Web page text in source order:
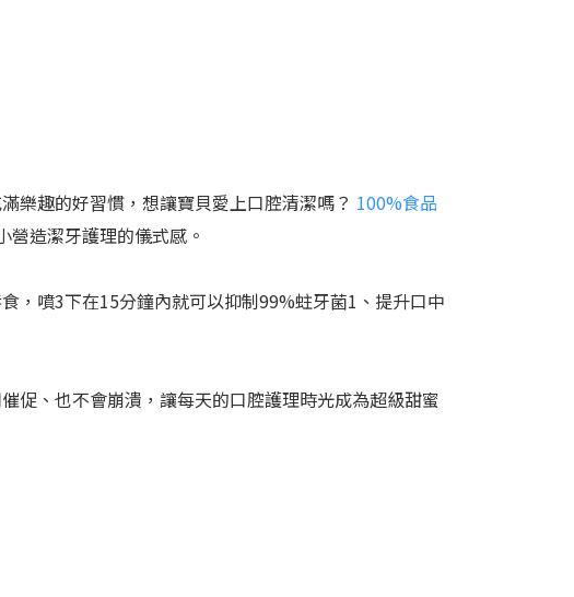
樂趣的好習慣，想讓寶貝愛上口腔清潔嗎？ 100%食品
營造潔牙護理的儀式感。
，噴3下在15分鐘內就可以抑制99%蛀牙菌1、提升口中
促、也不會崩潰，讓每天的口腔護理時光成為超級甜蜜